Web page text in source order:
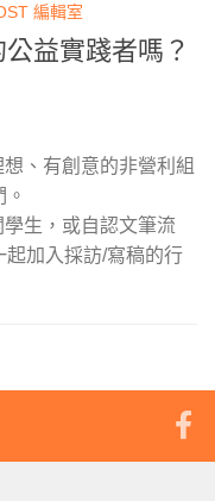
編輯室
益實踐者嗎？
、有創意的非營利組
生，或自認文筆流
起加入採訪/寫稿的行